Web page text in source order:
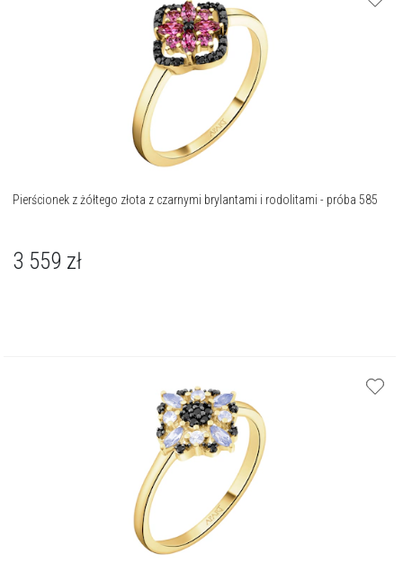
Pierścionek z żółtego złota z czarnymi brylantami i rodolitami - próba 585
3 559 zł